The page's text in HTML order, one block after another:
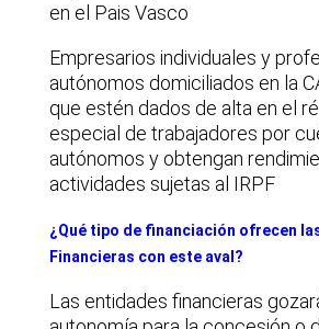
en el Pais Vasco
Empresarios individuales y
autónomos domiciliados en la
que estén dados de alta en el
especial de trabajadores por
autónomos y obtengan
actividades sujetas al IRPF
¿Qué tipo de financiación ofrecen
Financieras con este aval?
Las entidades financieras